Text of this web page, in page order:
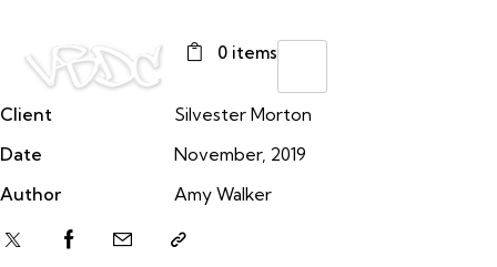
0 items
Client
Silvester Morton
Date
November, 2019
Author
Amy Walker